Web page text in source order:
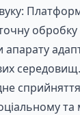
обробку
апарату